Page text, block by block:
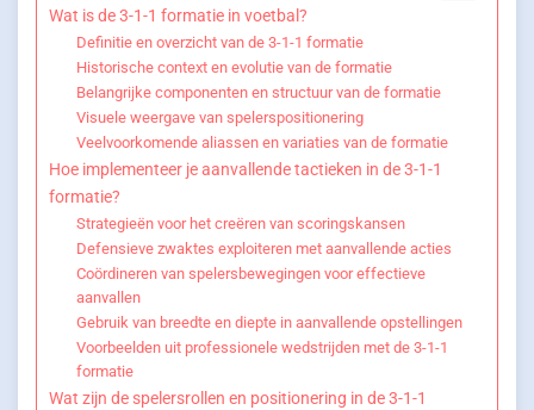
Wat is de 3-1-1 formatie in voetbal?
Definitie en overzicht van de 3-1-1 formatie
Historische context en evolutie van de formatie
Belangrijke componenten en structuur van de formatie
Visuele weergave van spelerspositionering
Veelvoorkomende aliassen en variaties van de formatie
Hoe implementeer je aanvallende tactieken in de 3-1-1
formatie?
Strategieën voor het creëren van scoringskansen
Defensieve zwaktes exploiteren met aanvallende acties
Coördineren van spelersbewegingen voor effectieve
aanvallen
Gebruik van breedte en diepte in aanvallende opstellingen
Voorbeelden uit professionele wedstrijden met de 3-1-1
formatie
Wat zijn de spelersrollen en positionering in de 3-1-1